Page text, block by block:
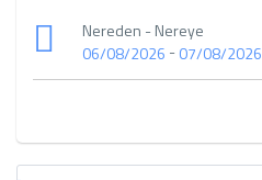
Nereden - Nereye
06/08/2026 -07/08/2026